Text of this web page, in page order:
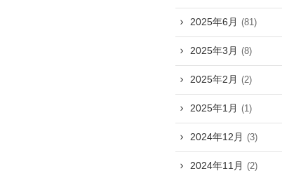
2025年6月 (81)
2025年3月 (8)
2025年2月 (2)
2025年1月 (1)
2024年12月 (3)
2024年11月 (2)